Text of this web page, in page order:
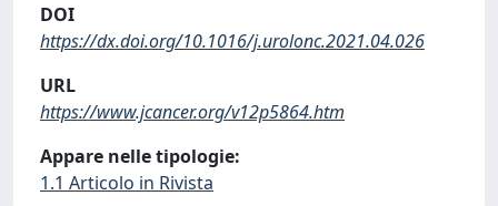
DOI
https://dx.doi.org/10.1016/j.urolonc.2021.04.026
URL
https://www.jcancer.org/v12p5864.htm
Appare nelle tipologie:
1.1 Articolo in Rivista